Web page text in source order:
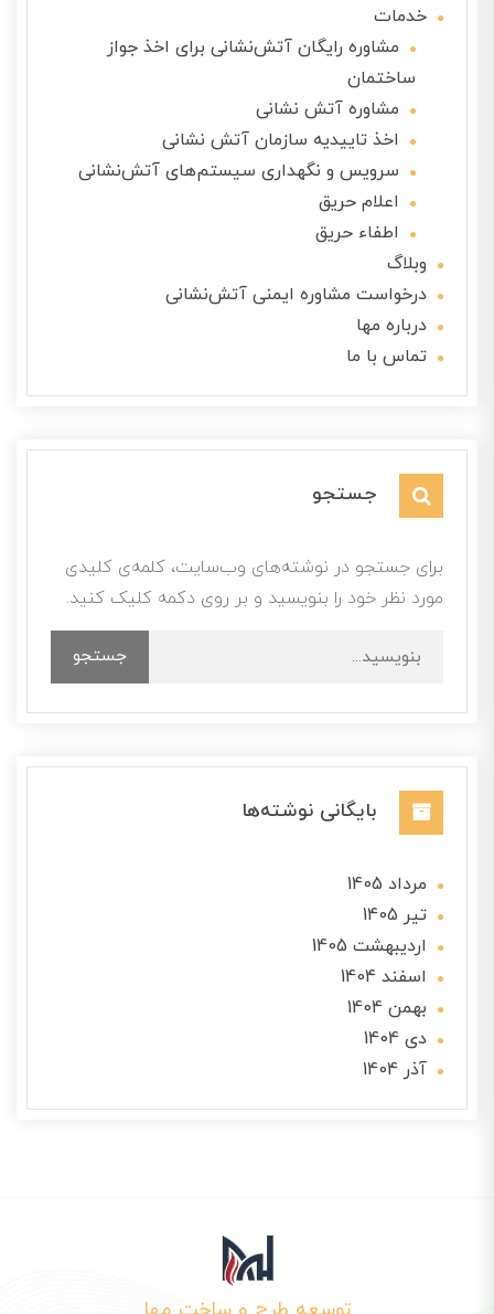
خدمات
مشاوره رایگان آتش‌نشانی برای اخذ جواز
ساختمان
مشاوره آتش نشانی
اخذ تاییدیه سازمان آتش نشانی
سرویس و نگهداری سیستم‌های آتش‌نشانی
اعلام حریق
اطفاء حریق
وبلاگ
درخواست مشاوره ایمنی آتش‌نشانی
درباره مها
تماس با ما
جستجو
برای جستجو در نوشته‌های وب‌سایت، کلمه‌ی کلیدی
مورد نظر خود را بنویسید و بر روی دکمه کلیک کنید.
جستجو
بایگانی نوشته‌ها
مرداد 1405
تير 1405
ارديبهشت 1405
اسفند 1404
بهمن 1404
دی 1404
آذر 1404